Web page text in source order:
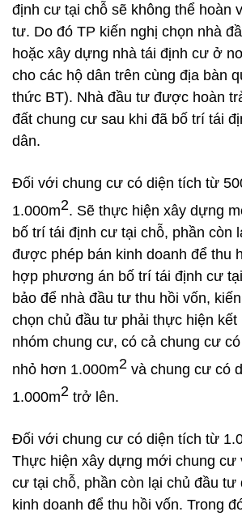
định cư tại chỗ sẽ không thể hoàn
tư. Do đó TP kiến nghị chọn nhà
hoặc xây dựng nhà tái định cư ở
cho các hộ dân trên cùng địa bàn
thức BT). Nhà đầu tư được hoàn
đất chung cư sau khi đã bố trí tái
dân.
Đối với chung cư có diện tích từ
1.000m2. Sẽ thực hiện xây dựng
bố trí tái định cư tại chỗ, phần còn
được phép bán kinh doanh để thu
hợp phương án bố trí tái định cư
bảo để nhà đầu tư thu hồi vốn,
chọn chủ đầu tư phải thực hiện kết
nhóm chung cư, có cả chung cư
nhỏ hơn 1.000m2 và chung cư có
1.000m2 trở lên.
Đối với chung cư có diện tích từ
Thực hiện xây dựng mới chung cư
cư tại chỗ, phần còn lại chủ đầu tư
kinh doanh để thu hồi vốn. Trong